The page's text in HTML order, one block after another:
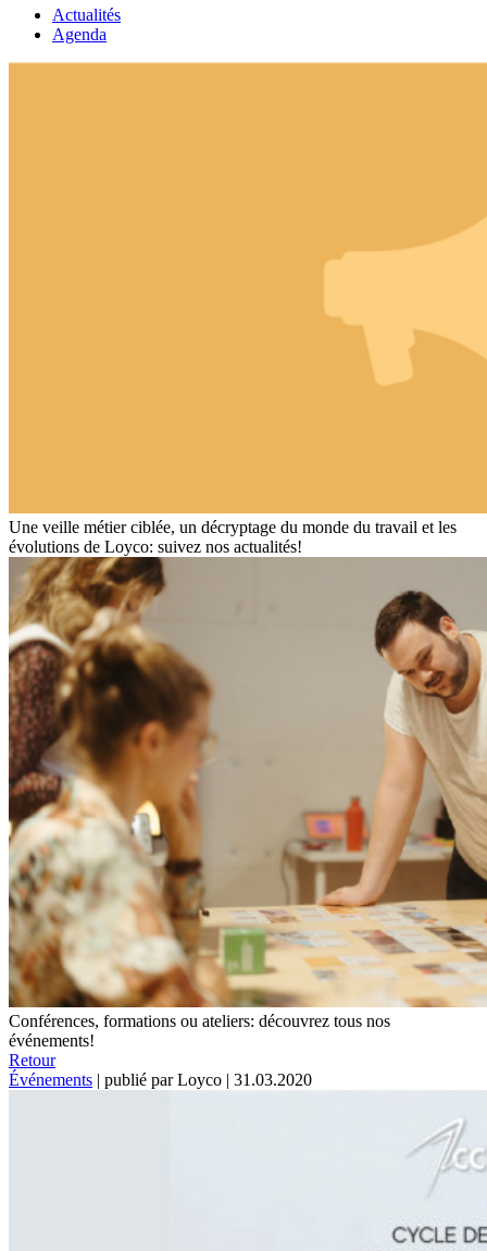
Actualités
Agenda
Une veille métier ciblée, un décryptage du monde du travail et les
évolutions de Loyco: suivez nos actualités!
Conférences, formations ou ateliers: découvrez tous nos
événements!
Retour
Événements | publié par Loyco | 31.03.2020